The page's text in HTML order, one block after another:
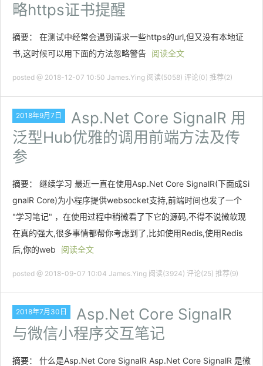
略https证书提醒
摘要： 在测试中经常会遇到请求一些https的url,但又没有本地证
书,这时候可以用下面的方法忽略警告 阅读全文
posted @ 2018-12-07 10:50 James.Ying 阅读(5058) 评论(0) 推荐(2)
2018年9月7日
Asp.Net Core SignalR 用
泛型Hub优雅的调用前端方法及传
参
摘要： 继续学习 最近一直在使用Asp.Net Core SignalR(下面成Si
gnalR Core)为小程序提供websocket支持,前端时间也发了一个
"学习笔记" ，在使用过程中稍微看了下它的源码,不得不说微软现
在真的强大,很多事情都帮你考虑到了,比如使用Redis,使用Redis
后,你的web
阅读全文
posted @ 2018-09-07 10:04 James.Ying 阅读(3924) 评论(25) 推荐(9)
2018年7月30日
Asp.Net Core SignalR
与微信小程序交互笔记
摘要： 什么是Asp.Net Core SignalR Asp.Net Core SignalR 是微